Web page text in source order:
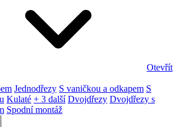
Otevřít
Jednodřezy S vaničkou a odkapem S
Kulaté + 3 další Dvojdřezy Dvojdřezy s
Spodní montáž